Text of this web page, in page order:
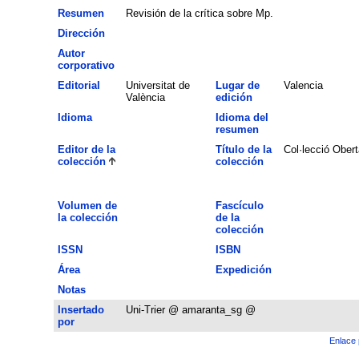
Resumen
Revisión de la crítica sobre Mp.
Dirección
Autor
corporativo
Editorial
Universitat de
València
Lugar de
edición
Valencia
Idioma
Idioma del
resumen
Editor de la
colección
Título de la
colección
Col·lecció
Volumen de
la colección
Fascículo
de la
colección
ISSN
ISBN
Área
Expedición
Notas
Insertado
por
Uni-Trier @ amaranta_sg @
Enlace